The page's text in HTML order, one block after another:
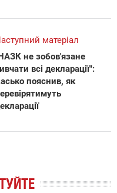
матеріал
не зобов'язане
всі декларації":
пояснив, як